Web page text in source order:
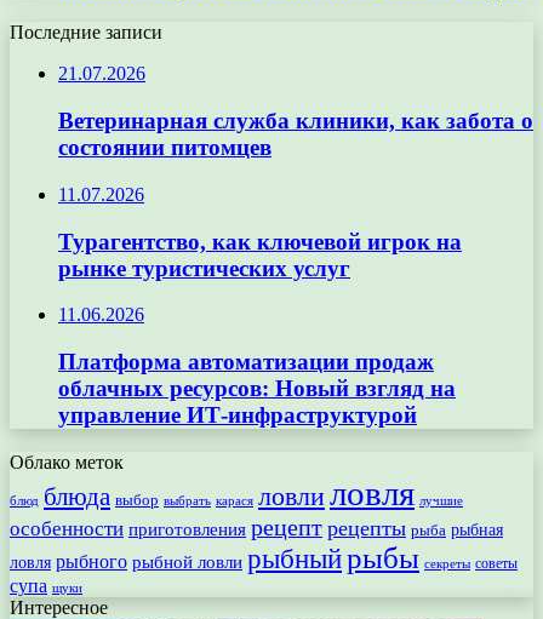
Последние записи
21.07.2026
Ветеринарная служба клиники, как забота о
состоянии питомцев
11.07.2026
Турагентство, как ключевой игрок на
рынке туристических услуг
11.06.2026
Платформа автоматизации продаж
облачных ресурсов: Новый взгляд на
управление ИТ-инфраструктурой
Облако меток
блюд блюда выбор выбрать карася ловлиловля лучшие
особенности приготовления рецепт рецепты рыба рыбная
ловля рыбного рыбной ловли рыбныйрыбы секреты советы
супа щуки
Интересное